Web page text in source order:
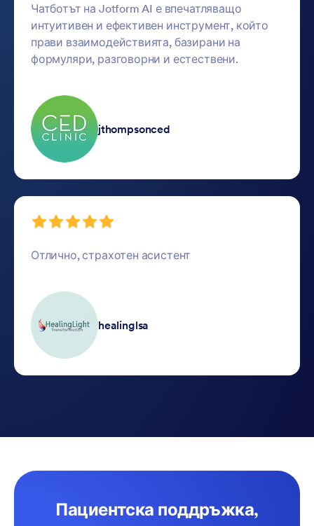
Чатботът на Jotform AI е впечатляващо
интуитивен и ефективен инструмент, който
прави взаимодействията, базирани на
формуляри, разговорни и естествени.
jthompsonced
Отлично, страхотен асистент
healinglsa
Пациентска поддръжка,